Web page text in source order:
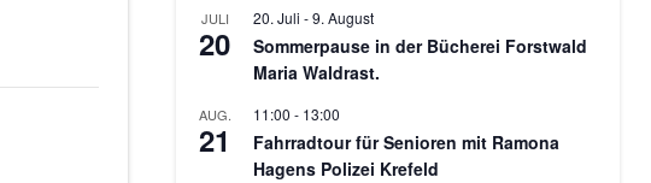
JULI
20
20. Juli -9. August
Sommerpause in der Bücherei Forstwald
Maria Waldrast.
AUG.
21
11:00 - 13:00
Fahrradtour für Senioren mit Ramona
Hagens Polizei Krefeld